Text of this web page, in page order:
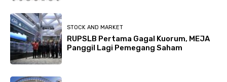
STOCK AND MARKET
RUPSLB Pertama Gagal Kuorum, MEJA
Panggil Lagi Pemegang Saham